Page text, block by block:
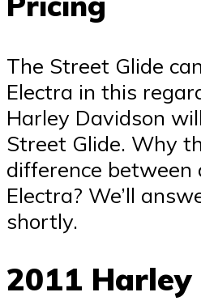
The Street Glide
Electra in this
Harley Davidson
Street Glide. Why
difference between
Electra? We’ll
shortly.
2011